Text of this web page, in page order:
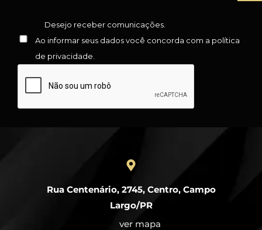
Desejo receber comunicações.
Ao informar seus dados você concorda com a política
de privacidade
Rua Centenário, 2745, Centro, Campo
Largo/PR
ver mapa